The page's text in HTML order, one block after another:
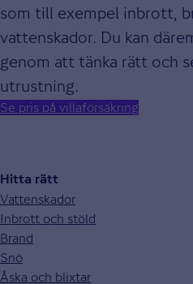
som till exempel inbrott,
vattenskador. Du kan
genom att tänka rätt och
utrustning.
Se pris på villaförsäkring
Hitta rätt
Vattenskador
Inbrott och stöld
Brand
Snö
Åska och blixtar